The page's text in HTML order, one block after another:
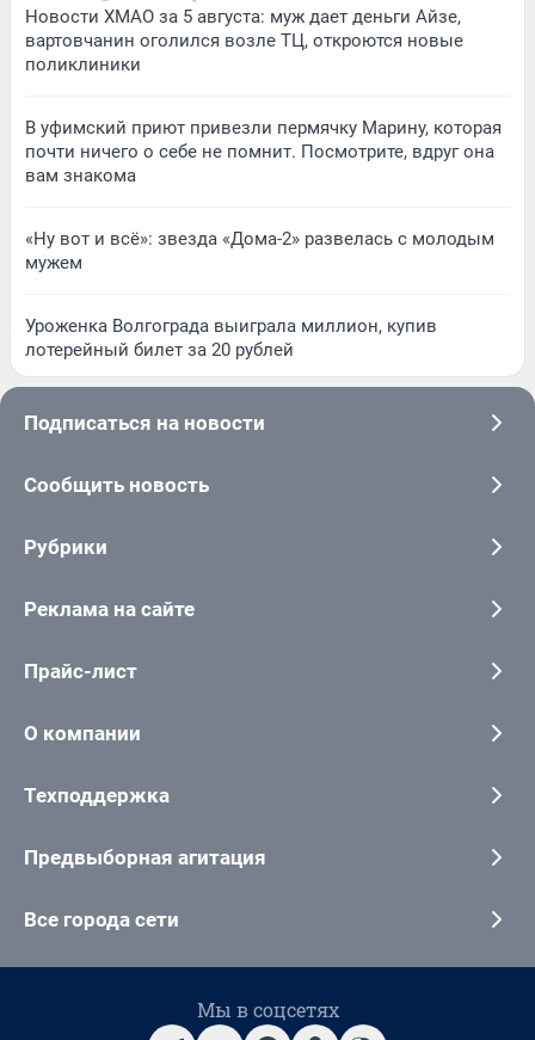
Новости ХМАО за 5 августа: муж дает деньги Айзе,
вартовчанин оголился возле ТЦ, откроются новые
поликлиники
В уфимский приют привезли пермячку Марину, которая
почти ничего о себе не помнит. Посмотрите, вдруг она
вам знакома
«Ну вот и всё»: звезда «Дома-2» развелась с молодым
мужем
Уроженка Волгограда выиграла миллион, купив
лотерейный билет за 20 рублей
Подписаться на новости
Сообщить новость
Рубрики
Реклама на сайте
Прайс-лист
О компании
Техподдержка
Предвыборная агитация
Все города сети
Мы в соцсетях